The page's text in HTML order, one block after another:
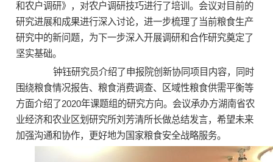
和农户调研》，对农户调研技巧进行了培训。会议对目前的
研究进展和成果进行深入讨论，进一步梳理了当前粮食生产
研究中的新问题，为下一步深入开展调研和合作研究奠定了
坚实基础。
钟钰研究员介绍了申报院创新协同项目内容，同时
围绕粮食情况报告、粮食消费调查、区域性粮食供需平衡等
方面介绍了2020年课题组的研究方向。会议承办方湖南省农
业经济和农业区划研究所刘芳清所长做总结发言，希望未来
加强沟通和协作，更好地为国家粮食安全战略服务。